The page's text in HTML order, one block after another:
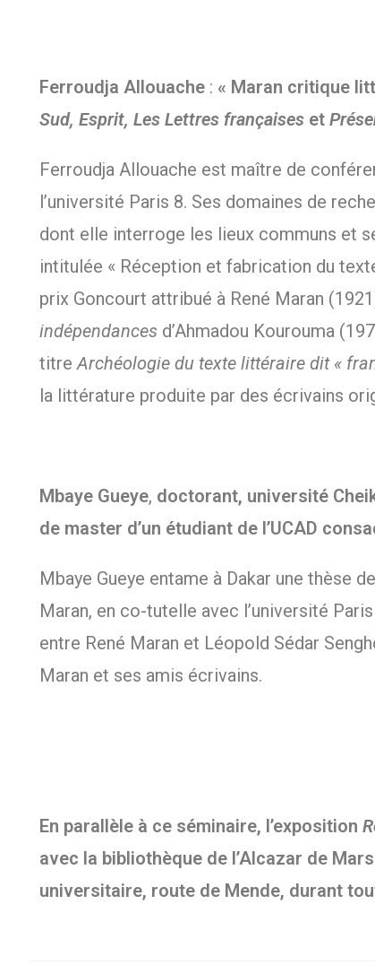
Ferroudja Allouache: « Maran critique
Sud, Esprit, Les Lettres françaises et
Ferroudja Allouache est maître de
l’université Paris 8. Ses domaines de
dont elle interroge les lieux communs et
intitulée « Réception et fabrication du
prix Goncourt attribué à René Maran
indépendances d’Ahmadou Kourouma
titreArchéologie du texte littéraire dit «
la littérature produite par des écrivains
Mbaye Gueye, doctorant, université
de master d’un étudiant de l’UCAD
Mbaye Gueye entame à Dakar une thèse
Maran, en co-tutelle avec l’université
entre René Maran et Léopold Sédar
Maran et ses amis écrivains.
En parallèle à ce séminaire, l’exposition
avec la bibliothèque de l’Alcazar de
universitaire, route de Mende, durant